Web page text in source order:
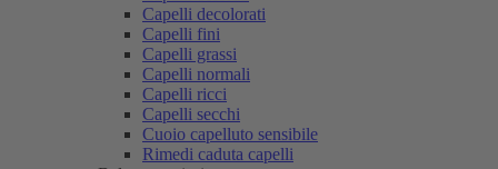
Capelli decolorati
Capelli fini
Capelli grassi
Capelli normali
Capelli ricci
Capelli secchi
Cuoio capelluto sensibile
Rimedi caduta capelli